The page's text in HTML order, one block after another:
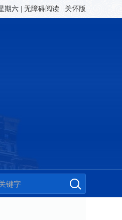
期六 无障碍阅读 关怀版